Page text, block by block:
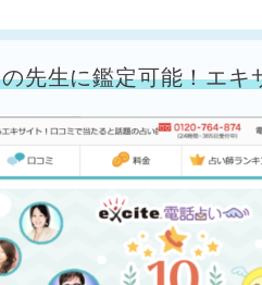
先生に鑑定可能！エキ